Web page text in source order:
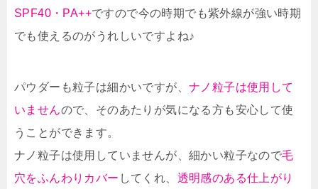
SPF40・PA++ですので今の時期でも紫外線が強い時期
でも使えるのがうれしいですよね♪
パウダーも粒子は細かいですが、 ナノ粒子は使用して
いませんので、そのあたりが気になる方も安心して使
うことができます。
ナノ粒子は使用していませんが、細かい粒子なので毛
穴をふんわりカバー してくれ、 透明感のある仕上がり